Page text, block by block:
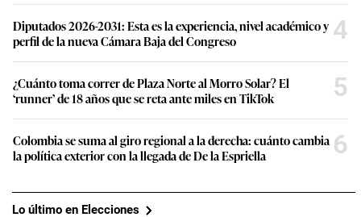
Diputados 2026-2031: Esta es la experiencia, nivel académico y
perfil de la nueva Cámara Baja del Congreso
4
¿Cuánto toma correr de Plaza Norte al Morro Solar? El
‘runner’ de 18 años que se reta ante miles en TikTok
5
Colombia se suma al giro regional a la derecha: cuánto cambia
la política exterior con la llegada de De la Espriella
6
Lo último en Elecciones